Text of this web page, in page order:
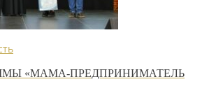
«МАМА-ПРЕДПРИНИМАТЕЛЬ